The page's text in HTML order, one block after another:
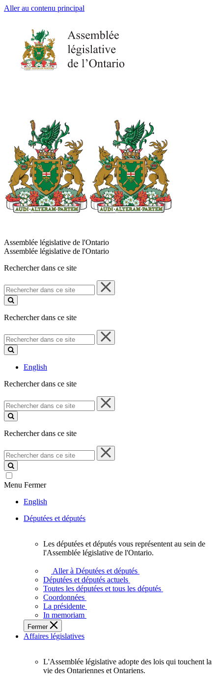
Aller au contenu principal
Assemblée législative de l'Ontario
Assemblée législative de l'Ontario
Rechercher dans ce site
Rechercher
dans
ce
Rechercher dans ce site
Rechercher
dans
ce
English
Rechercher dans ce site
Rechercher
dans
ce
Rechercher dans ce site
Rechercher
dans
ce
site
Menu Fermer
English
Députées et députés
députés
vous
représentent
sein
de
l'Assemblée
législative
l'Ontario.
Les députées et députés vous représentent au sein de
l'Assemblée législative de l'Ontario.
Aller à Députées et députés
Députées et députés actuels
Toutes les députées et tous les députés
Coordonnées
La présidente
In memoriam
Fermer
Affaires législatives
L'Assemblée
L'Assemblée législative adopte des lois qui touchent la
vie des Ontariennes et Ontariens.